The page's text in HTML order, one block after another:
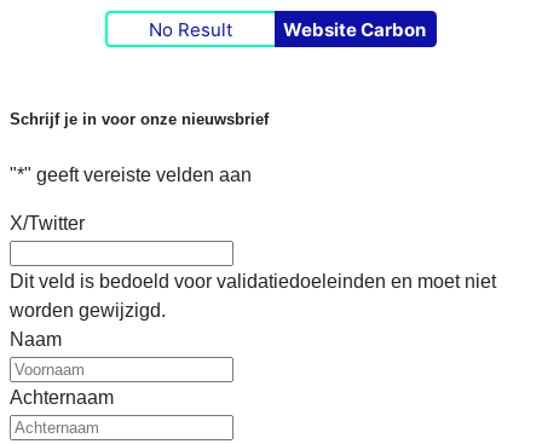
No Result Website Carbon
Schrijf je in voor onze nieuwsbrief
"*" geeft vereiste velden aan
X/Twitter
Dit veld is bedoeld voor validatiedoeleinden en moet niet
worden gewijzigd.
Naam
Achternaam